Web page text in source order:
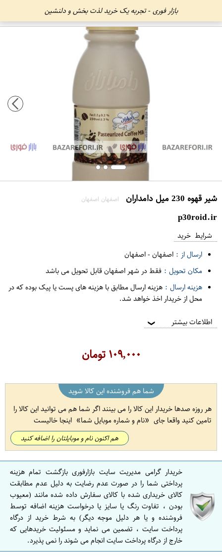
بازار فوری - تجربه یک خرید لذت بخش و دلنشین
شیر قهوه 230 میل دامداران اصفهان اصفهان
p30roid.ir
شرایط خرید
ارسال از : اصفهان-اصفهان
مکان تحویل : فقط در شهر اصفهان قابل تحویل می باشد
هزینه ارسال : هزینه ارسال مطابق با هزینه های پست یا پیک بوده که در
محل از خریدار اخذ خواهد شد.
اطلاعات بیشتر ❯
۱۰۹,۰۰۰تومان
شما هم فروشنده این کالا شوید
هر روزه صدها خریدار این کالا را می بینند اگر شما هم می توانید این کالا را
تامین کنید واقعا جای
نام و شماره موبایل شما اینجا خالیست
هم اکنون نام و موبایلتان را اضافه کنید
خریدار گرامی مدیریت سایت بازارفوری بازگشت تمام هزینه
پرداختی شما را در صورت عدم رضایت به دلیل عدم مطابقت
کالای خریداری شده با کالای سفارش داده شده مانند (معیوب
بودن ، تفاوت رنگ یا سایز یا درخواست هزینه اضافه توسط
فروشنده و یا هر دلیل موجه دیگر) به شرط خرید از درگاه
پرداخت سایت ، تضمین می نماید و مسئولیت خریدهایی که
خارج از درگاه پرداخت سایت انجام می شوند را نمی پذیرد.